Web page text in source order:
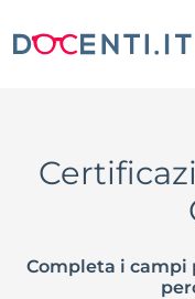
Completa i campi